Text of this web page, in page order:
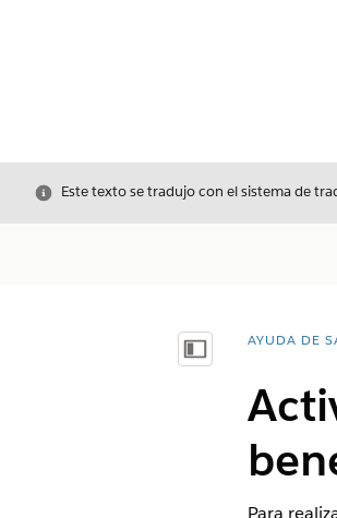
Cerrar
Este texto se tradujo con el sistema de
Mostrar índice de
Usted
AYUDA DE
Para